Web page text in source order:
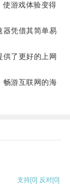
使游戏体验变得
凭借其简单易
了更好的上网
游互联网的海
支持[0] 反对[0]